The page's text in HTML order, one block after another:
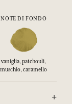
NOTE DI FONDO
vaniglia, patchouli,
muschio, caramello